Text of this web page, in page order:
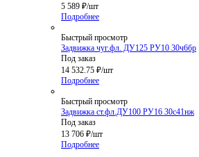
5 589 ₽/шт
Подробнее
Быстрый просмотр
Задвижка чуг.фл. ДУ125 РУ10 30ч6бр
Под заказ
14 532.75 ₽/шт
Подробнее
Быстрый просмотр
Задвижка ст.фл.ДУ100 РУ16 30с41нж
Под заказ
13 706 ₽/шт
Подробнее